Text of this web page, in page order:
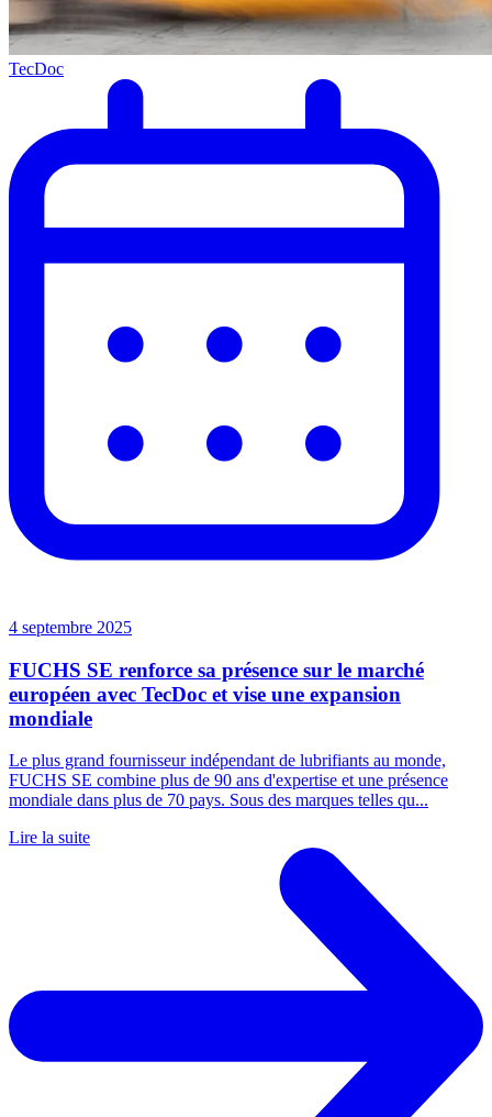
TecDoc
4 septembre 2025
FUCHS SE renforce sa présence sur le marché
européen avec TecDoc et vise une expansion
mondiale
Le plus grand fournisseur indépendant de lubrifiants au monde,
FUCHS SE combine plus de 90 ans d'expertise et une présence
mondiale dans plus de 70 pays. Sous des marques telles qu...
Lire la suite